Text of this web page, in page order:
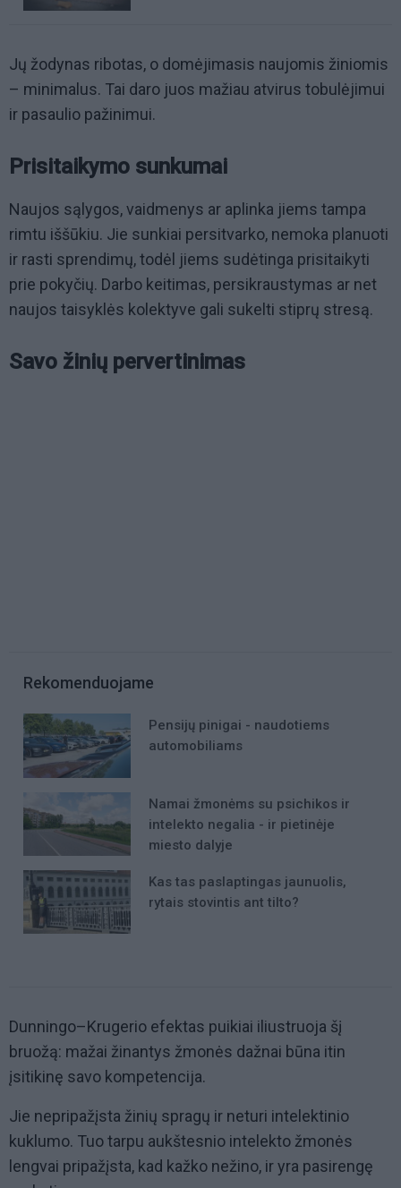
Jų žodynas ribotas, o domėjimasis naujomis žiniomis
– minimalus. Tai daro juos mažiau atvirus tobulėjimui
ir pasaulio pažinimui.
Prisitaikymo sunkumai
Naujos sąlygos, vaidmenys ar aplinka jiems tampa
rimtu iššūkiu. Jie sunkiai persitvarko, nemoka planuoti
ir rasti sprendimų, todėl jiems sudėtinga prisitaikyti
prie pokyčių. Darbo keitimas, persikraustymas ar net
naujos taisyklės kolektyve gali sukelti stiprų stresą.
Savo žinių pervertinimas
Rekomenduojame
Pensijų pinigai - naudotiems
automobiliams
Namai žmonėms su psichikos ir
intelekto negalia - ir pietinėje
miesto dalyje
Kas tas paslaptingas jaunuolis,
rytais stovintis ant tilto?
Dunningo–Krugerio efektas puikiai iliustruoja šį
bruožą: mažai žinantys žmonės dažnai būna itin
įsitikinę savo kompetencija.
Jie nepripažįsta žinių spragų ir neturi intelektinio
kuklumo. Tuo tarpu aukštesnio intelekto žmonės
lengvai pripažįsta, kad kažko nežino, ir yra pasirengę